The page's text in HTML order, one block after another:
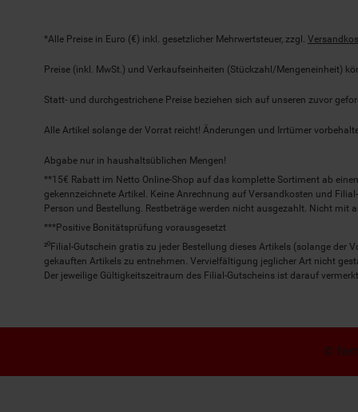
Fußnoten
*Alle Preise in Euro (€) inkl. gesetzlicher Mehrwertsteuer, zzgl.
Preise (inkl. MwSt.) und Verkaufseinheiten (Stückzahl/Mengeneinheit)
Statt- und durchgestrichene Preise beziehen sich auf unseren zuvor
Alle Artikel solange der Vorrat reicht! Änderungen und Irrtümer
Abgabe nur in haushaltsüblichen Mengen!
**15€ Rabatt im Netto Online-Shop auf das komplette Sortiment ab
gekennzeichnete Artikel. Keine Anrechnung auf Versandkosten und
Person und Bestellung. Restbeträge werden nicht ausgezahlt. Nicht mit
***Positive Bonitätsprüfung vorausgesetzt
²⁰Filial-Gutschein gratis zu jeder Bestellung dieses Artikels (solange
gekauften Artikels zu entnehmen. Vervielfältigung jeglicher Art nicht
Der jeweilige Gültigkeitszeitraum des Filial-Gutscheins ist darauf vermerkt.
©